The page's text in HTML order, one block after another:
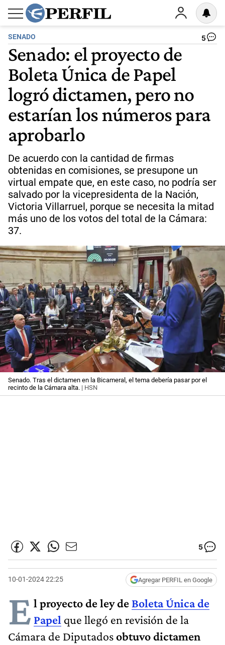
SENADO 5
Senado: el proyecto de
Boleta Única de Papel
logró dictamen, pero no
estarían los números para
aprobarlo
De acuerdo con la cantidad de firmas
obtenidas en comisiones, se presupone un
virtual empate que, en este caso, no podría ser
salvado por la vicepresidenta de la Nación,
Victoria Villarruel, porque se necesita la mitad
más uno de los votos del total de la Cámara:
37.
Senado. Tras el dictamen en la Bicameral, el tema debería pasar por el
recinto de la Cámara alta. | HSN
5
10-01-2024 22:25 Agregar PERFIL en Google
E l proyecto de ley de Boleta Única de
Papel que llegó en revisión de la
Cámara de Diputadosobtuvo dictamen